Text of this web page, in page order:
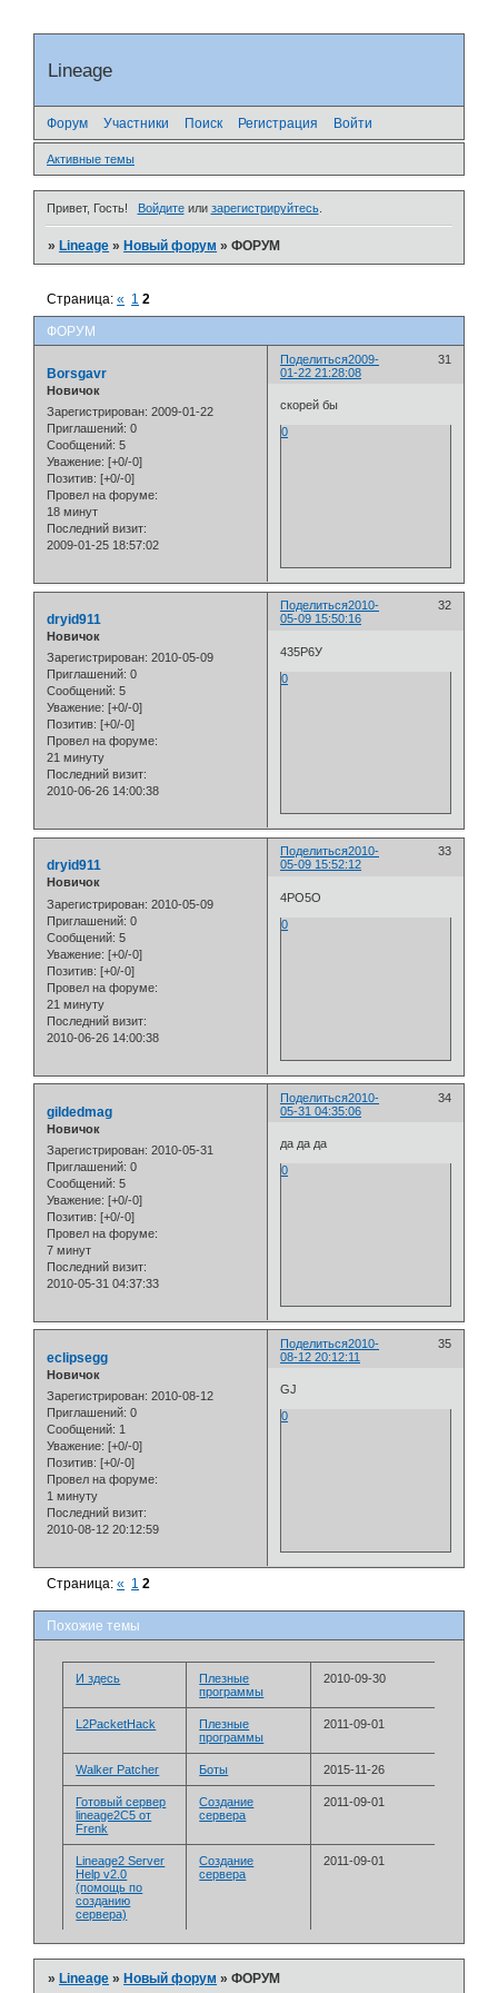
Lineage
Форум Участники Поиск Регистрация Войти
Активные темы
Привет, Гость! Войдитеили зарегистрируйтесь.
»Lineage »Новый форум »ФОРУМ
ФОРУМ
Страница:« 1 2
Поделиться 31
2009-
01-22 21:28:08
Borsgavr
Новичок
Зарегистрирован: 2009-01-22
Приглашений: 0
Сообщений: 5
Уважение: [+0/-0]
Позитив: [+0/-0]
Провел на форуме:
18 минут
Последний визит:
2009-01-25 18:57:02
скорей бы
0
Поделиться 32
2010-
05-09 15:50:16
dryid911
Новичок
Зарегистрирован: 2010-05-09
Приглашений: 0
Сообщений: 5
Уважение: [+0/-0]
Позитив: [+0/-0]
Провел на форуме:
21 минуту
Последний визит:
2010-06-26 14:00:38
435Р6У
0
Поделиться 33
2010-
05-09 15:52:12
dryid911
Новичок
Зарегистрирован: 2010-05-09
Приглашений: 0
Сообщений: 5
Уважение: [+0/-0]
Позитив: [+0/-0]
Провел на форуме:
21 минуту
Последний визит:
2010-06-26 14:00:38
4РО5О
0
Поделиться 34
2010-
05-31 04:35:06
gildedmag
Новичок
Зарегистрирован: 2010-05-31
Приглашений: 0
Сообщений: 5
Уважение: [+0/-0]
Позитив: [+0/-0]
Провел на форуме:
7 минут
Последний визит:
2010-05-31 04:37:33
да да да
0
Поделиться 35
2010-
08-12 20:12:11
eclipsegg
Новичок
Зарегистрирован: 2010-08-12
Приглашений: 0
Сообщений: 1
Уважение: [+0/-0]
Позитив: [+0/-0]
Провел на форуме:
1 минуту
Последний визит:
2010-08-12 20:12:59
GJ
0
Страница:« 1 2
Похожие темы
И здесь
Плезные
программы
2010-09-30
L2PacketHack
Плезные
программы
2011-09-01
Walker Patcher Боты 2015-11-26
Готовый сервер
lineage2C5 от
Frenk
Создание
сервера
2011-09-01
Lineage2 Server
Help v2.0
(помощь по
созданию
сервера)
Создание
сервера
2011-09-01
»Lineage »Новый форум »ФОРУМ